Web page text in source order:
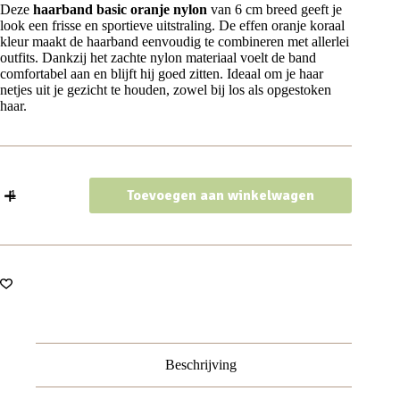
Deze haarband basic oranje nylon van 6 cm breed geeft je
look een frisse en sportieve uitstraling. De effen oranje koraal
kleur maakt de haarband eenvoudig te combineren met allerlei
outfits. Dankzij het zachte nylon materiaal voelt de band
comfortabel aan en blijft hij goed zitten. Ideaal om je haar
netjes uit je gezicht te houden, zowel bij los als opgestoken
haar.
Stof
Basic
-
Toevoegen aan winkelwagen
Beschrijving